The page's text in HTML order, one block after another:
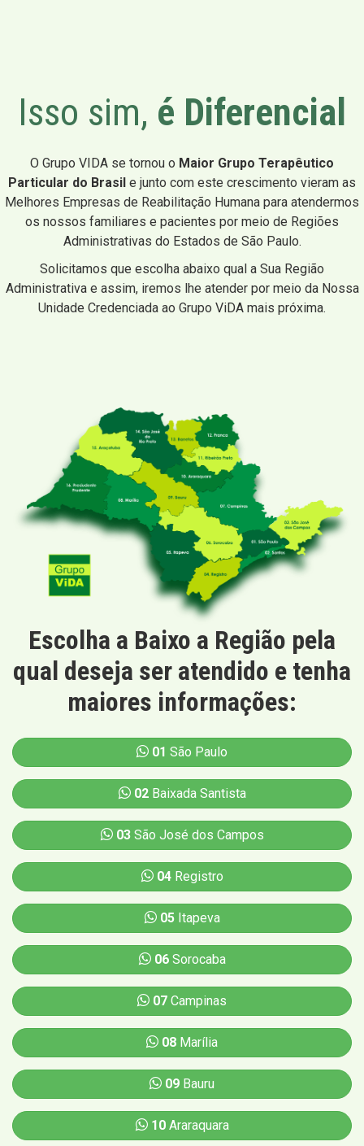
Isso sim, é Diferencial
O Grupo VIDA se tornou o Maior Grupo Terapêutico
Particular do Brasil e junto com este crescimento vieram as
Melhores Empresas de Reabilitação Humana para atendermos
os nossos familiares e pacientes por meio de Regiões
Administrativas do Estados de São Paulo.
Solicitamos que escolha abaixo qual a Sua Região
Administrativa e assim, iremos lhe atender por meio da Nossa
Unidade Credenciada ao Grupo ViDA mais próxima.
Escolha a Baixo a Região pela
qual deseja ser atendido e tenha
maiores informações:
01 São Paulo
02Baixada Santista
03São José dos Campos
04Registro
05Itapeva
06Sorocaba
07 Campinas
08 Marília
09 Bauru
10Araraquara